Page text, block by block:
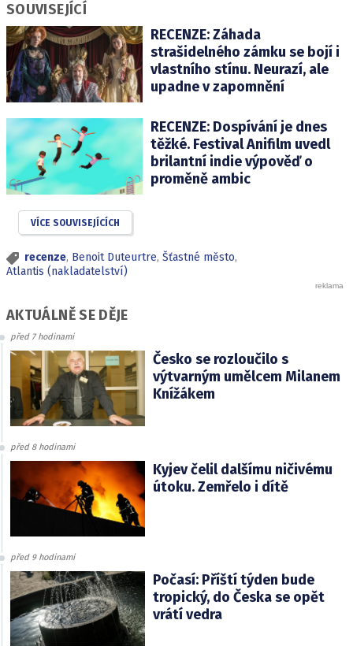
SOUVISEJÍCÍ
RECENZE: Záhada
strašidelného zámku se bojí i
vlastního stínu. Neurazí, ale
upadne v zapomnění
RECENZE: Dospívání je dnes
těžké. Festival Anifilm uvedl
brilantní indie výpověď o
proměně ambic
VÍCE SOUVISEJÍCÍCH
recenze, Benoit Duteurtre, Šťastné město,
Atlantis (nakladatelství)
AKTUÁLNĚ SE DĚJE
před 7 hodinami
Česko se rozloučilo s
výtvarným umělcem Milanem
Knížákem
před 8 hodinami
Kyjev čelil dalšímu ničivému
útoku. Zemřelo i dítě
před 9 hodinami
Počasí: Příští týden bude
tropický, do Česka se opět
vrátí vedra